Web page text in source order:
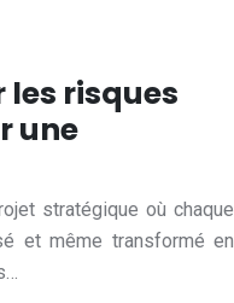
les risques
une
stratégique où chaque
et même transformé en